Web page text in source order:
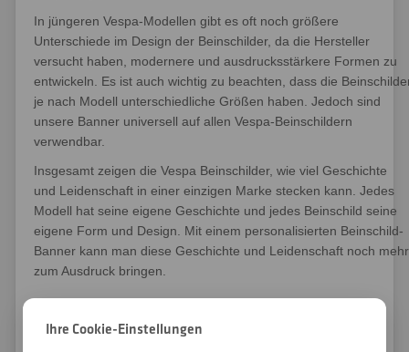
In jüngeren Vespa-Modellen gibt es oft noch größere
Unterschiede im Design der Beinschilder, da die Hersteller
versucht haben, modernere und ausdrucksstärkere Formen zu
entwickeln. Es ist auch wichtig zu beachten, dass die
je nach Modell unterschiedliche Größen haben. Jedoch sind
unsere Banner universell auf allen Vespa-Beinschildern
verwendbar.
Insgesamt zeigen die Vespa Beinschilder, wie viel Geschichte
und Leidenschaft in einer einzigen Marke stecken kann. Jedes
Modell hat seine eigene Geschichte und jedes Beinschild seine
eigene Form und Design. Mit einem personalisierten Beinschild-
Banner kann man diese Geschichte und Leidenschaft noch mehr
zum Ausdruck bringen.
Ihre Cookie-Einstellungen